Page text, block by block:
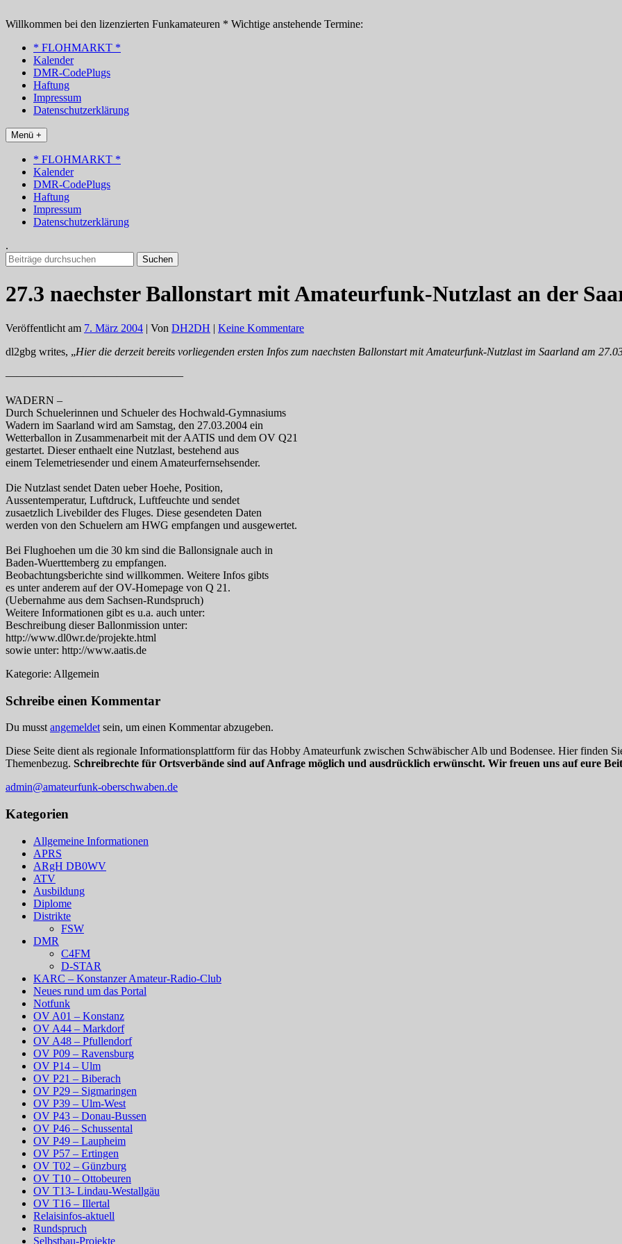
Inhalt
Willkommen bei den lizenzierten Funkamateuren * Wichtige anstehende Termine:
* FLOHMARKT *
Kalender
DMR-CodePlugs
Haftung
Impressum
Datenschutzerklärung
Menü +
* FLOHMARKT *
Kalender
DMR-CodePlugs
Haftung
Impressum
Datenschutzerklärung
.
Suchen
nach:
27.3 naechster Ballonstart mit Amateurfunk-Nutzlast an der
Veröffentlicht am 7. März 2004 | Von DH2DH | Keine Kommentare
dl2gbg writes, „Hier die derzeit bereits vorliegenden ersten Infos zum naechsten Ballonstart mit Amateurfunk-Nutzlast im Saarland am
————————————————
WADERN –
Durch Schuelerinnen und Schueler des Hochwald-Gymnasiums
Wadern im Saarland wird am Samstag, den 27.03.2004 ein
Wetterballon in Zusammenarbeit mit der AATIS und dem OV Q21
gestartet. Dieser enthaelt eine Nutzlast, bestehend aus
einem Telemetriesender und einem Amateurfernsehsender.
Die Nutzlast sendet Daten ueber Hoehe, Position,
Aussentemperatur, Luftdruck, Luftfeuchte und sendet
zusaetzlich Livebilder des Fluges. Diese gesendeten Daten
werden von den Schuelern am HWG empfangen und ausgewertet.
Bei Flughoehen um die 30 km sind die Ballonsignale auch in
Baden-Wuerttemberg zu empfangen.
Beobachtungsberichte sind willkommen. Weitere Infos gibts
es unter anderem auf der OV-Homepage von Q 21.
(Uebernahme aus dem Sachsen-Rundspruch)
Weitere Informationen gibt es u.a. auch unter:
Beschreibung dieser Ballonmission unter:
http://www.dl0wr.de/projekte.html
sowie unter: http://www.aatis.de
Kategorie: Allgemein
Schreibe einen Kommentar
Du musst angemeldet sein, um einen Kommentar abzugeben.
Diese Seite dient als regionale Informationsplattform für das Hobby Amateurfunk zwischen Schwäbischer Alb und Bodensee. Hier finden
Themenbezug. Schreibrechte für Ortsverbände sind auf Anfrage möglich und ausdrücklich erwünscht. Wir freuen uns auf eure
admin@amateurfunk-oberschwaben.de
Kategorien
Allgemeine Informationen
APRS
ARgH DB0WV
ATV
Ausbildung
Diplome
Distrikte
FSW
DMR
C4FM
D-STAR
KARC – Konstanzer Amateur-Radio-Club
Neues rund um das Portal
Notfunk
OV A01 – Konstanz
OV A44 – Markdorf
OV A48 – Pfullendorf
OV P09 – Ravensburg
OV P14 – Ulm
OV P21 – Biberach
OV P29 – Sigmaringen
OV P39 – Ulm-West
OV P43 – Donau-Bussen
OV P46 – Schussental
OV P49 – Laupheim
OV P57 – Ertingen
OV T02 – Günzburg
OV T10 – Ottobeuren
OV T13- Lindau-Westallgäu
OV T16 – Illertal
Relaisinfos-aktuell
Rundspruch
Selbstbau-Projekte